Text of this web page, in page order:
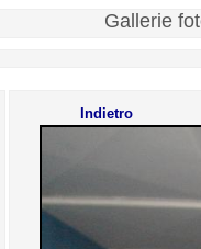
Gallerie
Indietro